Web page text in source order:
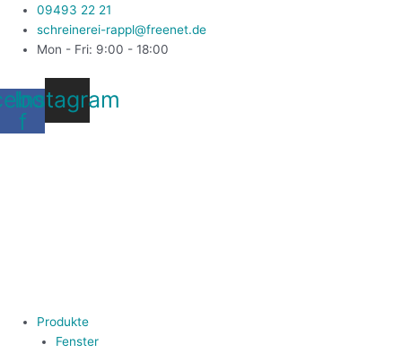
Zum
Inhalt
springen
09493 22 21
schreinerei-rappl@freenet.de
Mon - Fri: 9:00 - 18:00
f
Instagram
Produkte
Fenster